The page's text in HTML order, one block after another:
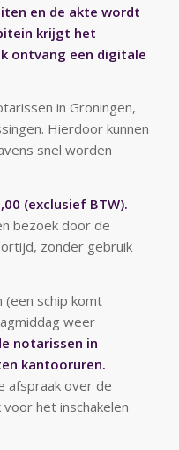
en de akte wordt
krijgt het
ontvang een digitale
in Groningen,
Hierdoor kunnen
snel worden
(exclusief BTW).
bezoek door de
zonder gebruik
schip komt
weer
notarissen in
kantooruren.
afspraak over de
het inschakelen